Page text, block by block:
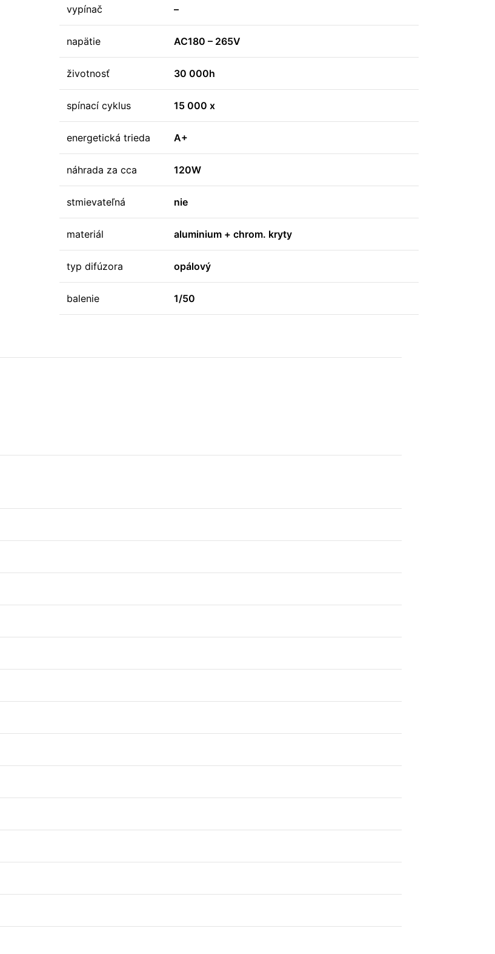
vypínač –
napätie AC180 – 265V
životnosť 30 000h
spínací cyklus 15 000 x
energetická trieda A+
náhrada za cca 120W
stmievateľná nie
materiál aluminium + chrom. kryty
typ difúzora opálový
balenie 1/50